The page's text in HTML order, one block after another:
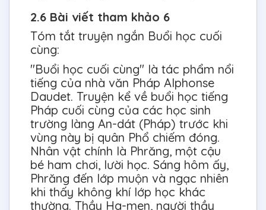
2.6 Bài viết tham khảo 6
Tóm tắt truyện ngắn Buổi học cuối
cùng:
"Buổi học cuối cùng" là tác phẩm nổi
tiếng của nhà văn Pháp Alphonse
Daudet. Truyện kể về buổi học tiếng
Pháp cuối cùng của các học sinh
trường làng An-dát (Pháp) trước khi
vùng này bị quân Phổ chiếm đóng.
Nhân vật chính là Phrăng, một cậu
bé ham chơi, lười học. Sáng hôm ấy,
Phrăng đến lớp muộn và ngạc nhiên
khi thấy không khí lớp học khác
thường. Thầy Ha-men, người thầy